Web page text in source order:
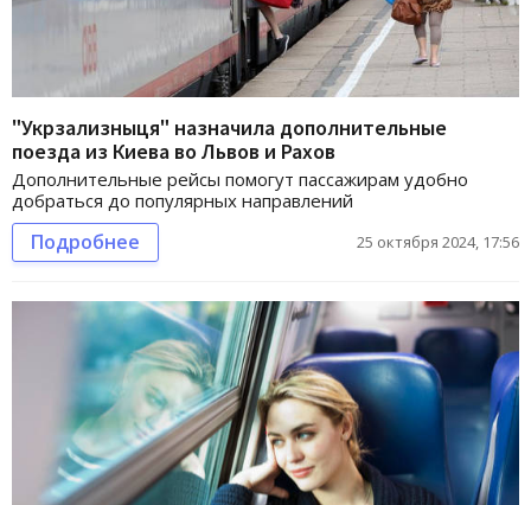
"Укрзализныця" назначила дополнительные
поезда из Киева во Львов и Рахов
Дополнительные рейсы помогут пассажирам удобно
добраться до популярных направлений
Подробнее 25 октября 2024, 17:56